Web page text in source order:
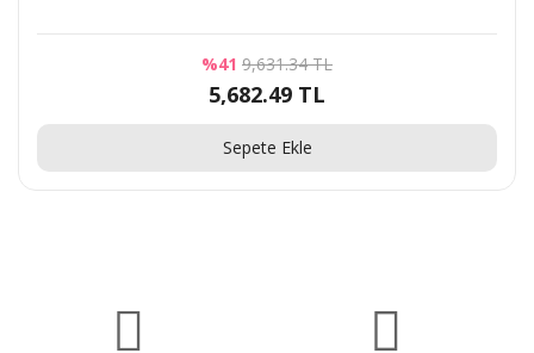
%41 9,631.34 TL
5,682.49 TL
Sepete Ekle